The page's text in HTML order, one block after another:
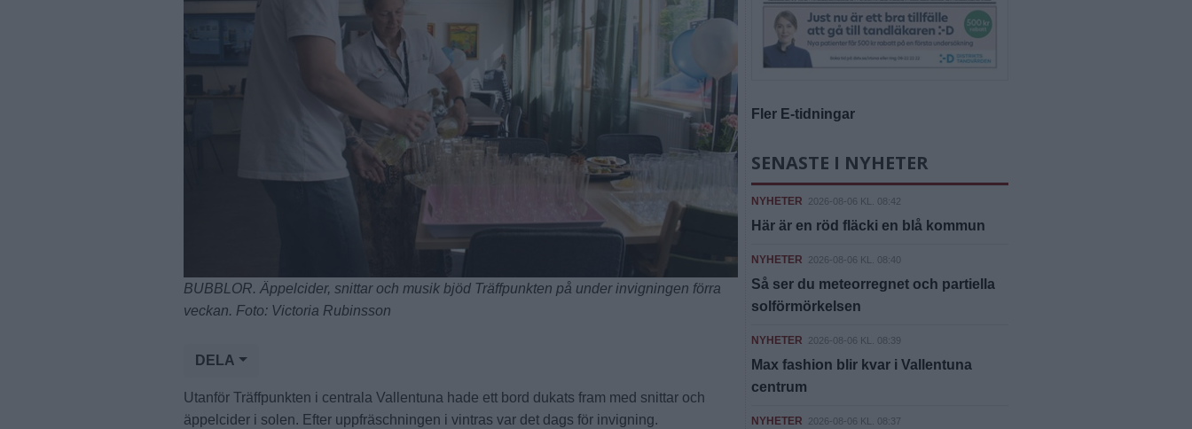
BUBBLOR. Äppelcider, snittar och musik bjöd Träffpunkten på under invigningen förra
veckan. Foto: Victoria Rubinsson
DELA
Utanför Träffpunkten i centrala Vallentuna hade ett bord dukats fram med snittar och
äppelcider i solen. Efter uppfräschningen i vintras var det dags för invigning.
Fler E-tidningar
SENASTE I NYHETER
NYHETER 2026-08-06 KL. 08:42
Här är en röd fläcki en blå kommun
NYHETER 2026-08-06 KL. 08:40
Så ser du meteorregnet och partiella
solförmörkelsen
NYHETER 2026-08-06 KL. 08:39
Max fashion blir kvar i Vallentuna
centrum
NYHETER 2026-08-06 KL. 08:37